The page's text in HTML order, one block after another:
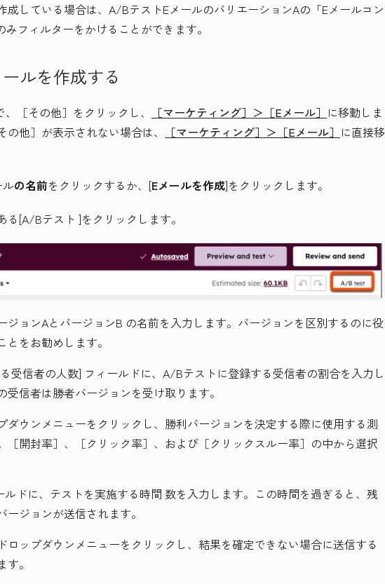
成している場合は、A/BテストEメールのバリエーションAの「Eメールコン
みフィルターをかけることができます。
ルを作成する
［その他］をクリックし、 ［マーケティング］＞ ［Eメール］ に移動しま
の他］が表示されない場合は、 ［マーケティング］＞ ［Eメール］ に直接移
の名前をクリックするか、[Eメールを作成]をクリックします。
る[A/Bテスト ]をクリックします。
ジョンAとバージョンB の名前を入力します。バージョンを区別するのに役
をお勧めします。
受信者の人数] フィールドに、A/Bテストに登録する受信者の割合を入力し
受信者は勝者バージョンを受け取ります。
ダウンメニューをクリックし、勝利バージョンを決定する際に使用する測
［開封率］ 、［クリック率］ 、 および［クリックスルー率］ の中から選択
ルドに、テストを実施する時間 数を入力します。この時間を過ぎると、残
ージョンが送信されます。
ドロップダウンメニューをクリックし、結果を確定できない場合に送信する
す。